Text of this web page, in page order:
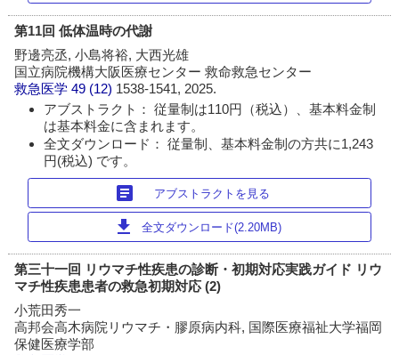
第11回 低体温時の代謝
野邊亮丞, 小島将裕, 大西光雄
国立病院機構大阪医療センター 救命救急センター
救急医学 49 (12) 1538-1541, 2025.
アブストラクト： 従量制は110円（税込）、基本料金制
は基本料金に含まれます。
全文ダウンロード： 従量制、基本料金制の方共に1,243
円(税込) です。
article アブストラクトを見る
download 全文ダウンロード(2.20MB)
第三十一回 リウマチ性疾患の診断・初期対応実践ガイド リウ
マチ性疾患患者の救急初期対応 (2)
小荒田秀一
高邦会高木病院リウマチ・膠原病内科, 国際医療福祉大学福岡
保健医療学部